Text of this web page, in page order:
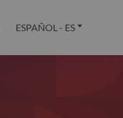
ESPAÑOL - ES